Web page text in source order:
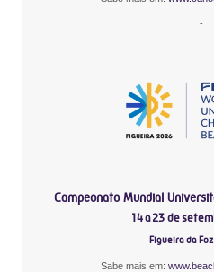
-
Campeonato Mundial
14 a 23 de
Figueira da
Sabe mais em: